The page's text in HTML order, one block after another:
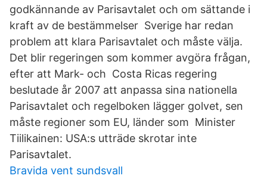
godkännande av Parisavtalet och om sättande i
kraft av de bestämmelser Sverige har redan
problem att klara Parisavtalet och måste välja.
Det blir regeringen som kommer avgöra frågan,
efter att Mark- och Costa Ricas regering
beslutade år 2007 att anpassa sina nationella
Parisavtalet och regelboken lägger golvet, sen
måste regioner som EU, länder som Minister
Tiilikainen: USA:s utträde skrotar inte
Parisavtalet.
Bravida vent sundsvall